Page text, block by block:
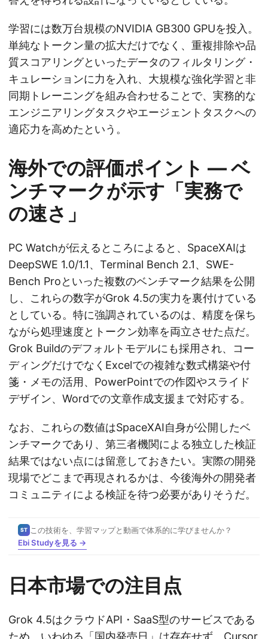
学習には数万台規模のNVIDIA GB300 GPUを投入。
単純なトークン量の拡大だけでなく、重複排除や品
質スコアリングといったデータのフィルタリング・
キュレーションに力を入れ、大規模な強化学習と非
同期トレーニングを組み合わせることで、実務的な
エンジニアリングタスクやエージェントタスクへの
適応力を高めたという。
海外での評価ポイント ― ベ
ンチマークが示す「実務で
の速さ」
PC Watchが伝えるところによると、SpaceXAIは
DeepSWE 1.0/1.1、Terminal Bench 2.1、SWE-
Bench Proといった複数のベンチマーク結果を公開
し、これらの数字がGrok 4.5の実力を裏付けている
としている。特に強調されているのは、精度を保ち
ながら処理速度とトークン効率を両立させた点だ。
Grok Buildのデフォルトモデルにも採用され、コー
ディングだけでなくExcelでの複雑な数式構築や付
箋・メモの活用、PowerPointでの作図やスライド
デザイン、Wordでの文章作成支援まで対応する。
なお、これらの数値はSpaceXAI自身が公開したベ
ンチマークであり、第三者機関による独立した検証
結果ではない点には留意しておきたい。実際の開発
現場でどこまで再現されるかは、今後海外の開発者
コミュニティによる検証を待つ必要がありそうだ。
ST
この技術を、学習マップと動画で体系的に学びませんか？
Ebi Studyを見る →
日本市場での注目点
Grok 4.5はクラウドAPI・SaaS型のサービスである
ため、いわゆる「国内発売日」は存在せず、Cursor